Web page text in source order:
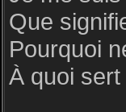
Que
Pourquoi
À quoi